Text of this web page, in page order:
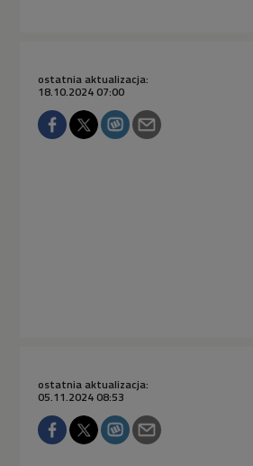
ostatnia aktualizacja:
18.10.2024 07:00
ostatnia aktualizacja:
05.11.2024 08:53